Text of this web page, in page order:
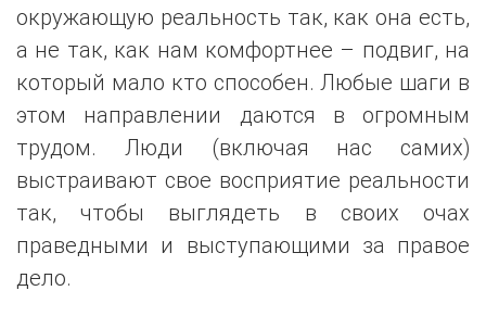
окружающую реальность так, как она есть,
а не так, как нам комфортнее – подвиг, на
который мало кто способен. Любые шаги в
этом направлении даются в огромным
трудом. Люди (включая нас самих)
выстраивают свое восприятие реальности
так, чтобы выглядеть в своих очах
праведными и выступающими за правое
дело.